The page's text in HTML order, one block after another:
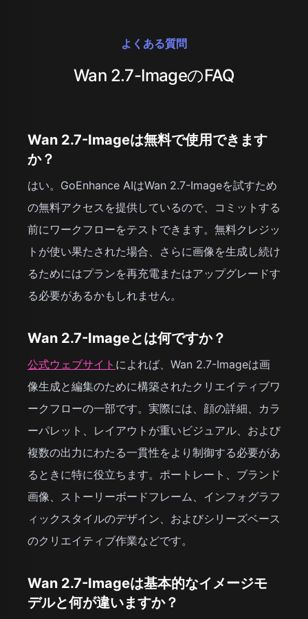
よくある質問
Wan 2.7-ImageのFAQ
Wan 2.7-Imageは無料で使用できます
か？
はい。GoEnhance AIはWan 2.7-Imageを試すため
の無料アクセスを提供しているので、コミットする
前にワークフローをテストできます。無料クレジッ
トが使い果たされた場合、さらに画像を生成し続け
るためにはプランを再充電またはアップグレードす
る必要があるかもしれません。
Wan 2.7-Imageとは何ですか？
公式ウェブサイト によれば、Wan 2.7-Imageは画
像生成と編集のために構築されたクリエイティブワ
ークフローの一部です。実際には、顔の詳細、カラ
ーパレット、レイアウトが重いビジュアル、および
複数の出力にわたる一貫性をより制御する必要があ
るときに特に役立ちます。ポートレート、ブランド
画像、ストーリーボードフレーム、インフォグラフ
ィックスタイルのデザイン、およびシリーズベース
のクリエイティブ作業などです。
Wan 2.7-Imageは基本的なイメージモ
デルと何が違いますか？